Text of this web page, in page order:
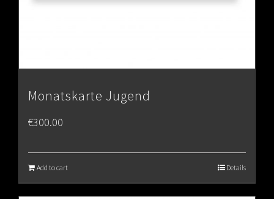
Monatskarte Jugend
€300.00
Add to cart Details